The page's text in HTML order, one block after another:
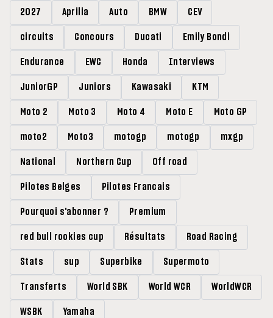
2027 Aprilia Auto BMW CEV
circuits Concours Ducati Emily Bondi
Endurance EWC Honda Interviews
JuniorGP Juniors Kawasaki KTM
Moto 2 Moto 3 Moto 4 Moto E Moto GP
moto2 Moto3 motogp motogp mxgp
National Northern Cup Off road
Pilotes Belges Pilotes Francais
Pourquoi s'abonner ? Premium
red bull rookies cup Résultats Road Racing
Stats sup Superbike Supermoto
Transferts World SBK World WCR WorldWCR
WSBK Yamaha